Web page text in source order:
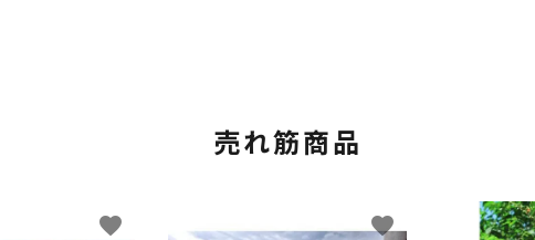
売れ筋商品
favorite favorite